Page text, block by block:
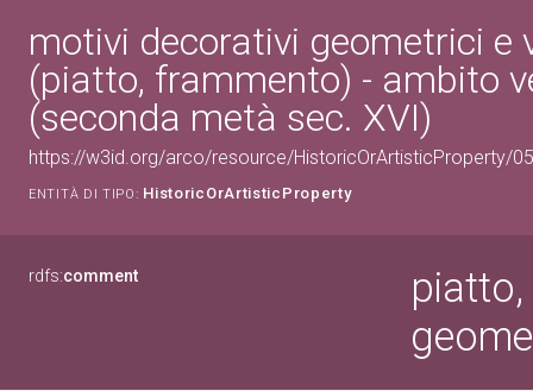
motivi decorativi geometrici e
(piatto, frammento) - ambito
(seconda metà sec. XVI)
https://w3id.org/arco/resource/HistoricOrArtisticProperty/
ENTITÀ DI TIPO: HistoricOrArtisticProperty
rdfs:comment